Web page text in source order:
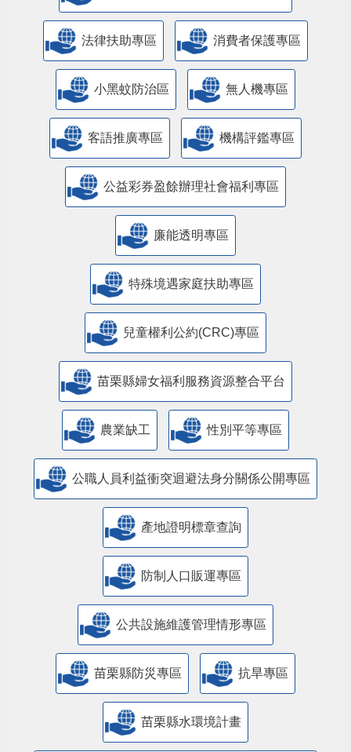
法律扶助專區 消費者保護專區
小黑蚊防治區 無人機專區
客語推廣專區 機構評鑑專區
公益彩券盈餘辦理社會福利專區
廉能透明專區
特殊境遇家庭扶助專區
兒童權利公約(CRC)專區
苗栗縣婦女福利服務資源整合平台
農業缺工 性別平等專區
公職人員利益衝突迴避法身分關係公開專區
產地證明標章查詢
防制人口販運專區
​公共設施維護管理情形專區
苗栗縣防災專區 抗旱專區
苗栗縣水環境計畫